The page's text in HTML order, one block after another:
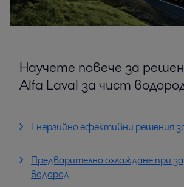
Научете повече за
Alfa Laval за чист
Енергийно ефективни решения
Предварително охлаждане при
водород